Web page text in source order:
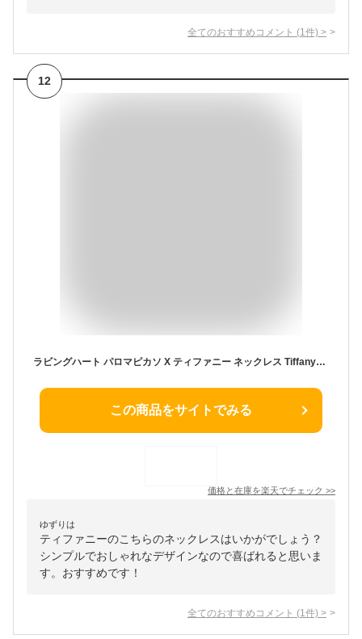
全てのおすすめコメント (1 件) >
12
ラビングハート パロマピカソ X ティファニー ネックレス Tiffany＆co ジュエリー Paloma Picasso レディース 33834764 女性 ブランド おしゃれ シンプル ピカソ ペンダント スモール シルバー925 TNE 成人式 新社会人 プレゼント ギフト 新生活 入学 卒業
この商品をサイトでみる
価格と在庫を楽天でチェック >>
ゆずりは
ティファニーのこちらのネックレスはいかがでしょう？
シンプルでおしゃれなデザインなので喜ばれると思いま
す。おすすめです！
全てのおすすめコメント (1 件) >